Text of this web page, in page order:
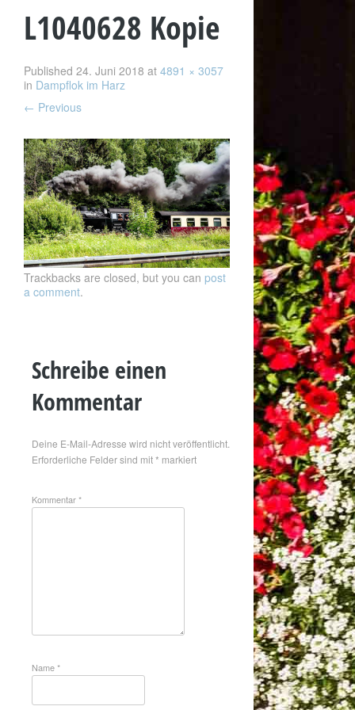
L1040628 Kopie
Published 24. Juni 2018 at 4891 × 3057
in Dampflok im Harz
← Previous
Trackbacks are closed, but you can post
a comment.
Schreibe einen
Kommentar
Deine E-Mail-Adresse wird nicht veröffentlicht.
Erforderliche Felder sind mit* markiert
Kommentar*
Name*